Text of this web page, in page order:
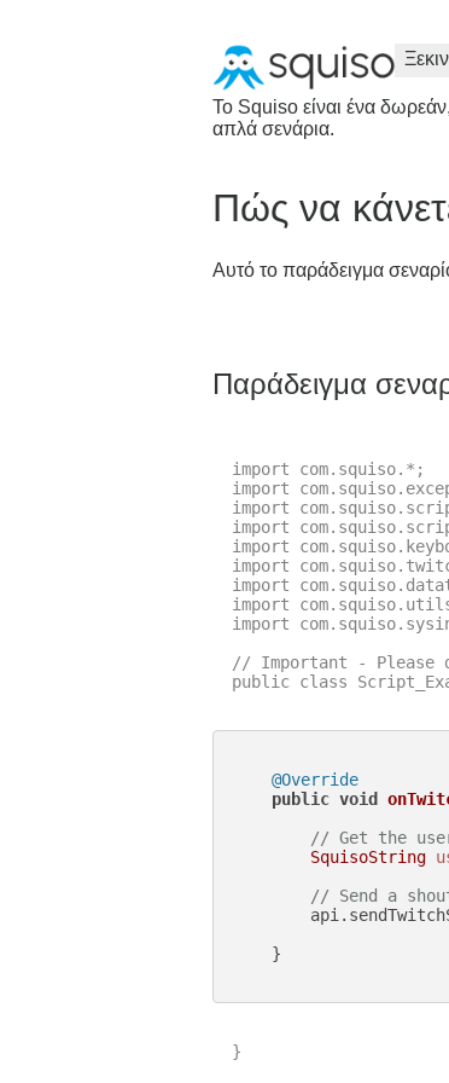
Το Squiso είναι ένα
απλά σενάρια.
Πώς να
Αυτό το παράδειγμα
Παράδειγμα
import com.squiso.*;
import
import
import
import
import
import
import
import
// Important - Please
public class
@Override
public void
// Get the
SquisoString
// Send a
    }
}